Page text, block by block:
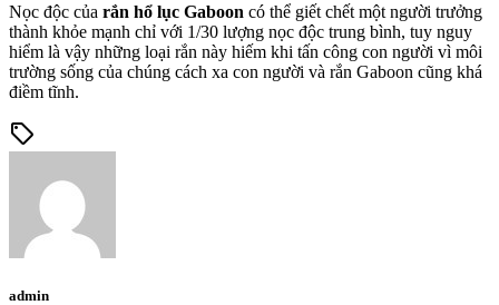
Nọc độc của rắn hổ lục Gaboon có thể giết chết một người trưởng
thành khỏe mạnh chỉ với 1/30 lượng nọc độc trung bình, tuy nguy
hiểm là vậy những loại rắn này hiếm khi tấn công con người vì môi
trường sống của chúng cách xa con người và rắn Gaboon cũng khá
điềm tĩnh.
sell
admin